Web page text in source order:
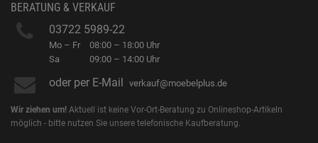
BERATUNG & VERKAUF
03722 5989-22
Mo – Fr
Sa
08:00 – 18:00 Uhr
09:00 – 14:00 Uhr
oder per E-Mail verkauf@moebelplus.de
Wir ziehen um! Aktuell ist keine Vor-Ort-Beratung zu Onlineshop-Artikeln
möglich - bitte nutzen Sie unsere telefonische Kaufberatung.